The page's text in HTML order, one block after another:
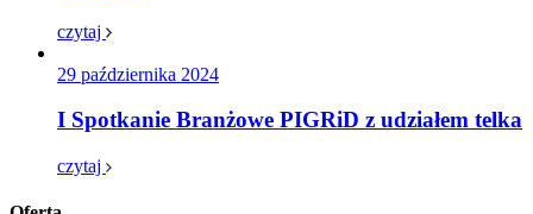
czytaj
29 października 2024
I Spotkanie Branżowe PIGRiD z udziałem telka
czytaj